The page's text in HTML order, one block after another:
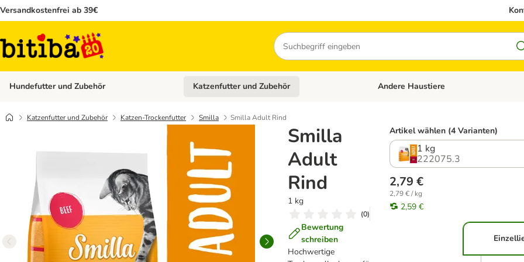
Versandkostenfrei ab 39€
Suchen
Hundefutter und Zubehör Kategorie-Menü öffnen: Hundefutter und Zubehör
Katzenfutter und Zubehör Kategorie-Menü öffnen: Katzenfutter und
Andere Haustiere
Katzenfutter und Zubehör Katzen-Trockenfutter Smilla Smilla Adult Rind
Smilla
Adult
Rind
1 kg
(0)
Bewertung
schreiben
Hochwertige
Artikel wählen (4 Varianten)
1 kg
222075.3
2,79 €
2,79 € / kg
2,59 €